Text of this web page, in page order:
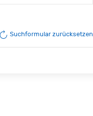
Suchformular zurücksetzen